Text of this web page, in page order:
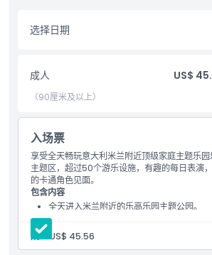
庭回忆的最佳场所。
亮点
儿童成人政策
需要了解的事项
位置
选择日期
成人 US$
（90厘米及以上）
入场票
享受全天畅玩意大利米兰附近顶级家庭主题乐
主题区，超过50个游乐设施，有趣的每日表演
的卡通角色见面。
包含内容
全天进入米兰附近的乐高乐园主题公园。
享受8个主题区域和50多个有趣的游乐设施。
与最喜欢的卡通角色见面并观看表演。
成人: US$ 45.56